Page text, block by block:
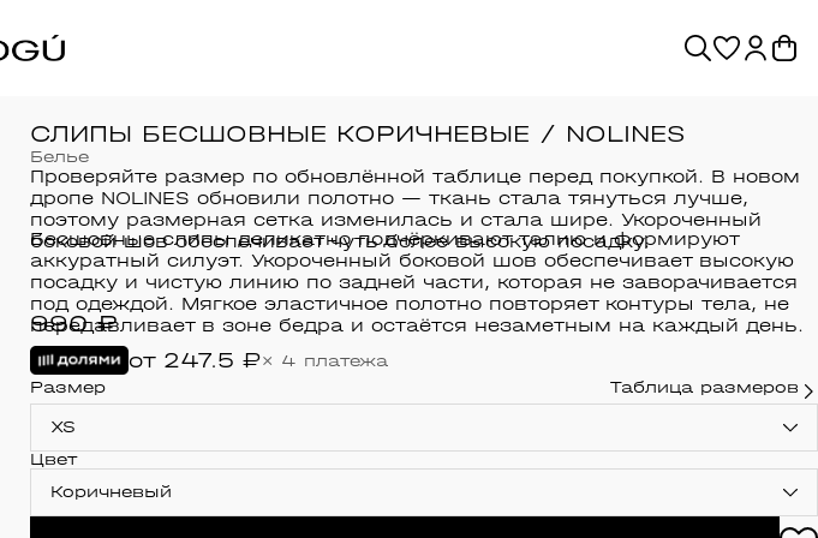
СЛИПЫ БЕСШОВНЫЕ КОРИЧНЕВЫЕ / NOLINES
Белье
Проверяйте размер по обновлённой таблице перед покупкой. В новом
дропе NOLINES обновили полотно — ткань стала тянуться лучше,
поэтому размерная сетка изменилась и стала шире. Укороченный
боковой шов обеспечивает чуть более высокую посадку.
Бесшовные слипы деликатно подчёркивают талию и формируют
аккуратный силуэт. Укороченный боковой шов обеспечивает высокую
посадку и чистую линию по задней части, которая не заворачивается
под одеждой. Мягкое эластичное полотно повторяет контуры тела, не
передавливает в зоне бедра и остаётся незаметным на каждый день.
990 ₽
от 247.5 ₽× 4 платежа
Размер
Таблица размеров
XS
Цвет
Коричневый